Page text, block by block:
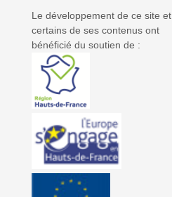
Le développement de ce site et
certains de ses contenus ont
bénéficié du soutien de :